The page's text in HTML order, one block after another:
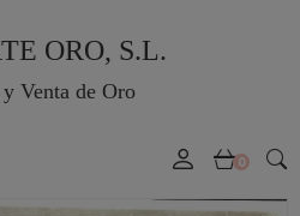
ORO, S.L.
Venta de Oro
0